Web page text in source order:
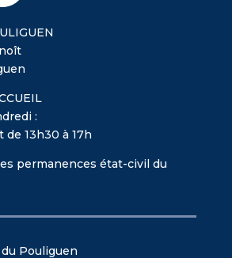
:
de 13h30 à 17h
permanences état-civil du
Pouliguen